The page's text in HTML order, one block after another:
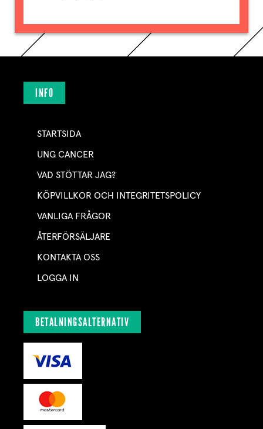
INFO
STARTSIDA
UNG CANCER
VAD STÖTTAR JAG?
KÖPVILLKOR OCH INTEGRITETSPOLICY
VANLIGA FRÅGOR
ÅTERFÖRSÄLJARE
KONTAKTA OSS
LOGGA IN
BETALNINGSALTERNATIV